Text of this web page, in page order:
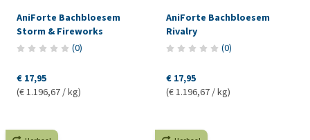
AniForte Bachbloesem
Storm & Fireworks
(0)
€ 17,95
(€ 1.196,67 / kg)
AniForte Bachbloesem
Rivalry
(0)
€ 17,95
(€ 1.196,67 / kg)